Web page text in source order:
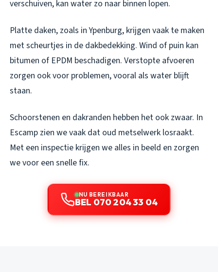
verschuiven, kan water zo naar binnen lopen.
Platte daken, zoals in Ypenburg, krijgen vaak te maken
met scheurtjes in de dakbedekking. Wind of puin kan
bitumen of EPDM beschadigen. Verstopte afvoeren
zorgen ook voor problemen, vooral als water blijft
staan.
Schoorstenen en dakranden hebben het ook zwaar. In
Escamp zien we vaak dat oud metselwerk losraakt.
Met een inspectie krijgen we alles in beeld en zorgen
we voor een snelle fix.
NU BEREIKBAAR
BEL 070 204 33 04